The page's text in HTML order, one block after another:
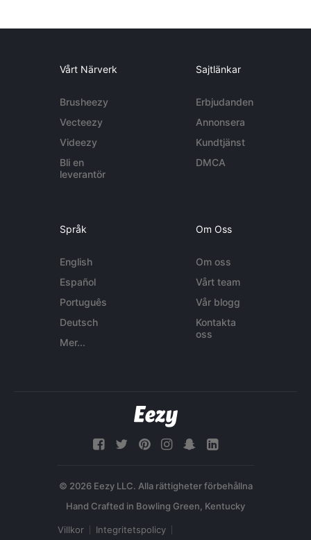
Vårt Närverk
Brusheezy
Vecteezy
Videezy
Bli en
leverantör
Sajtlänkar
Erbjudanden
Annonsera
Kundtjänst
DMCA
Språk
English
Español
Português
Deutsch
Mer...
Om Oss
Om oss
Vårt team
Vår blogg
Kontakta
oss
© 2026 Eezy LLC. Alla rättigheter förbehållna
Villkor Integritetspolicy